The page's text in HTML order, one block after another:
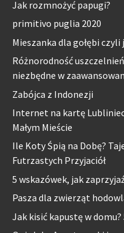
Jak rozmnożyć papugi?
primitivo puglia 2020
Mieszanka dla gołębi czyli
Różnorodność
niezbędne w
Zabójca z Indonezji
Internet na kartę
Małym Mieście
Ile Koty Śpią na Dobę?
Futrzastych Przyjaciół
5 wskazówek, jak
Pasza dla zwierząt
Jak kisić kapustę w